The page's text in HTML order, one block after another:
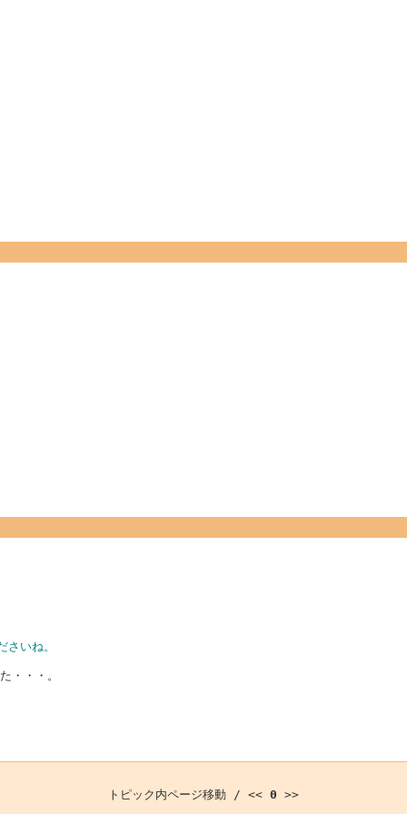
いね。
・・・。
トピック内ページ移動 / << 0 >>